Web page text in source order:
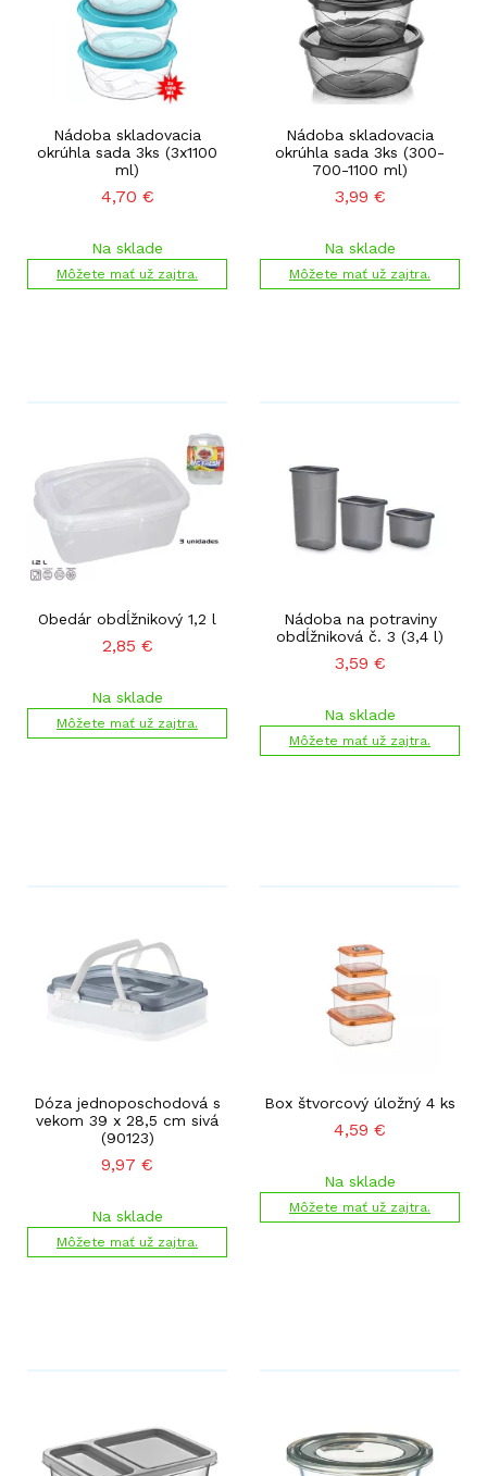
Nádoba skladovacia
okrúhla sada 3ks (3x1100
ml)
4,70 €
Na sklade
Môžete mať už zajtra.
Nádoba skladovacia
okrúhla sada 3ks (300-
700-1100 ml)
3,99 €
Na sklade
Môžete mať už zajtra.
Obedár obdĺžnikový 1,2 l
2,85 €
Na sklade
Môžete mať už zajtra.
Nádoba na potraviny
obdĺžniková č. 3 (3,4 l)
3,59 €
Na sklade
Môžete mať už zajtra.
Dóza jednoposchodová s
vekom 39 x 28,5 cm sivá
(90123)
9,97 €
Na sklade
Môžete mať už zajtra.
Box štvorcový úložný 4 ks
4,59 €
Na sklade
Môžete mať už zajtra.